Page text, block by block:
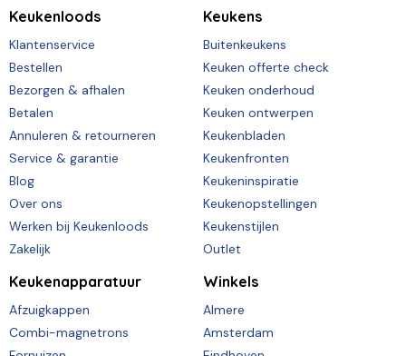
Keukenloods
Klantenservice
Bestellen
Bezorgen & afhalen
Betalen
Annuleren & retourneren
Service & garantie
Blog
Over ons
Werken bij Keukenloods
Zakelijk
Keukens
Buitenkeukens
Keuken offerte check
Keuken onderhoud
Keuken ontwerpen
Keukenbladen
Keukenfronten
Keukeninspiratie
Keukenopstellingen
Keukenstijlen
Outlet
Keukenapparatuur
Afzuigkappen
Combi-magnetrons
Winkels
Almere
Amsterdam